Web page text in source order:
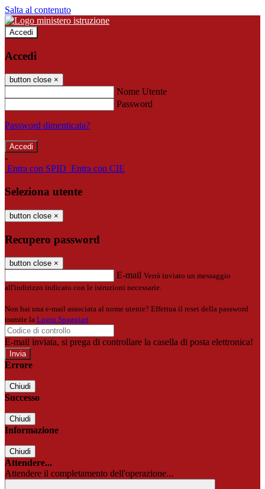
Salta al contenuto
Accedi
Accedi
button close ×
Nome Utente
Password
Password dimenticata?
-
Entra con SPID Entra con CIE
Seleziona utente
button close ×
Recupero password
button close ×
E-mail Verrà inviato un messaggio
all'indirizzo indicato con le istruzioni necessarie.
Non hai una e-mail associata al nome utente? Effettua il reset della password
tramite la Login Spaggiari
E-mail inviata, si prega di controllare la casella di posta elettronica!
Errore
Chiudi
Successo
Chiudi
Informazione
Chiudi
Attendere...
Attendere il completamento dell'operazione...